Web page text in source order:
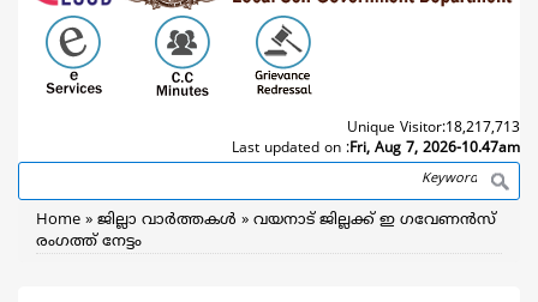
Unique Visitor:18,217,713
Last updated on :Fri, Aug 7, 2026-10.47am
Search
Breadcrumb
Home ജില്ലാ വാര്‍ത്തകള്‍
വയനാട് ജില്ലക്ക് ഇ ഗവേണൻസ്
രംഗത്ത് നേട്ടം